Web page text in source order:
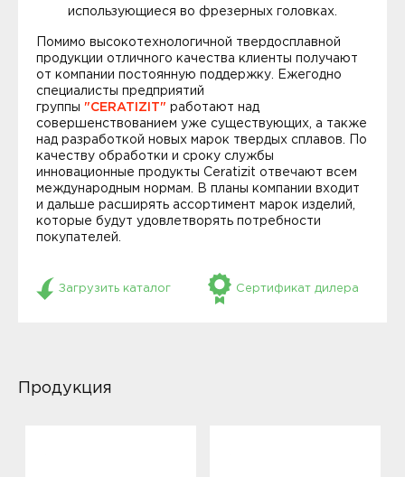
использующиеся во фрезерных головках.
Помимо высокотехнологичной твердосплавной
продукции отличного качества клиенты получают
от компании постоянную поддержку. Ежегодно
специалисты предприятий
группы "CERATIZIT" работают над
совершенствованием уже существующих, а также
над разработкой новых марок твердых сплавов. По
качеству обработки и сроку службы
инновационные продукты Ceratizit отвечают всем
международным нормам. В планы компании входит
и дальше расширять ассортимент марок изделий,
которые будут удовлетворять потребности
покупателей.
Загрузить каталог Сертификат дилера
Продукция